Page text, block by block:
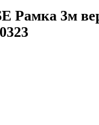
Рамка 3м